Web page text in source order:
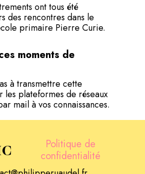
ont tous été
des rencontres dans le
primaire Pierre Curie.
moments de
à transmettre cette
les plateformes de réseaux
mail à vos connaissances.
Politique de
confidentialité